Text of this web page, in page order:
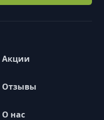
Акции
Отзывы
О нас